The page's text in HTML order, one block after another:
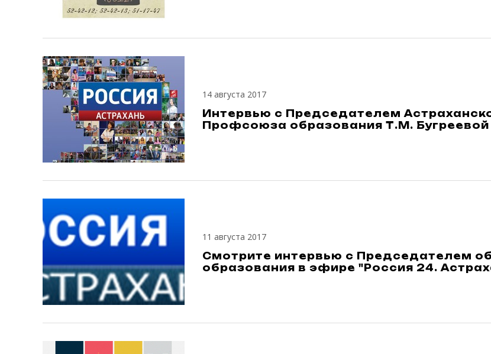
14 августа 2017
Интервью с Председателем
Профсоюза образования Т.М. Бугреевой
11 августа 2017
Смотрите интервью с Председателем
образования в эфире "Россия 24.